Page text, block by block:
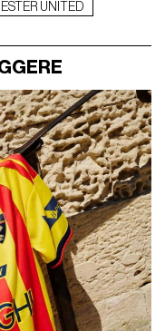
UNITED